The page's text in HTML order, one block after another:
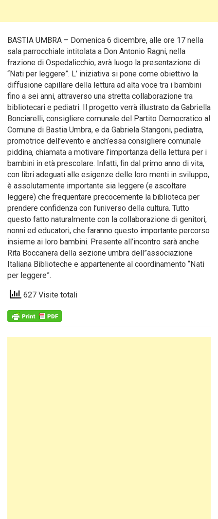
BASTIA UMBRA – Domenica 6 dicembre, alle ore 17 nella
sala parrocchiale intitolata a Don Antonio Ragni, nella
frazione di Ospedalicchio, avrà luogo la presentazione di
“Nati per leggere”. L’ iniziativa si pone come obiettivo la
diffusione capillare della lettura ad alta voce tra i bambini
fino a sei anni, attraverso una stretta collaborazione tra
bibliotecari e pediatri. Il progetto verrà illustrato da Gabriella
Bonciarelli, consigliere comunale del Partito Democratico al
Comune di Bastia Umbra, e da Gabriela Stangoni, pediatra,
promotrice dell’evento e anch’essa consigliere comunale
piddina, chiamata a motivare l’importanza della lettura per i
bambini in età prescolare. Infatti, fin dal primo anno di vita,
con libri adeguati alle esigenze delle loro menti in sviluppo,
è assolutamente importante sia leggere (e ascoltare
leggere) che frequentare precocemente la biblioteca per
prendere confidenza con l’universo della cultura. Tutto
questo fatto naturalmente con la collaborazione di genitori,
nonni ed educatori, che faranno questo importante percorso
insieme ai loro bambini. Presente all’incontro sarà anche
Rita Boccanera della sezione umbra dell”associazione
Italiana Biblioteche e appartenente al coordinamento “Nati
per leggere”.
627 Visite totali